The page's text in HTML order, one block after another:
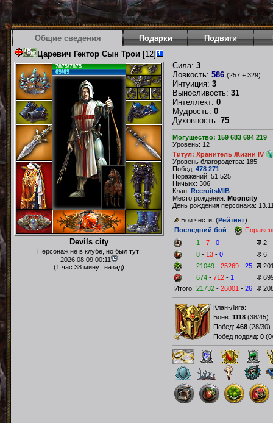
Общие сведения Подарки Подвиги
Царевич Гектор Сын Трои [12]
7875/7875
69/69
Devils city
Персонаж не в клубе, но был тут:
2026.08.09 00:11
(1 час 38 минут назад)
Сила: 3
Ловкость: 586 (257 + 329)
Интуиция: 3
Выносливость: 31
Интеллект: 0
Мудрость: 0
Духовность: 75
Могущество: 159 683 694 219
Уровень: 12
Титул: Хранитель Жизни IV
Уровень благородства: 185
Побед: 478 271
Поражений: 51 525
Ничьих: 306
Клан: RecruitsMIB
Место рождения: Mooncity
День рождения персонажа:
Бои чести: (Рейтинг)
Последний бой:
1 - 7 - 0
2
8 - 13 - 0
6
21049 - 25269 - 25
674 - 712 - 1
Итого: 21732 - 26001 - 26
Клан-Лига:
Боёв: 1118 (38/45)
Побед: 468 (28/30)
Побед подряд: 0 (